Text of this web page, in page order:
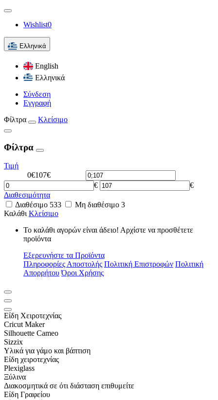
Wishlist0
Ελληνικά
English
Ελληνικά
Σύνδεση
Εγγραφή
Φίλτρα
Κλείσιμο
Φίλτρα
Τιμή
0€107€
€
€
Διαθεσιμότητα
Διαθέσιμο 533 Μη διαθέσιμο 3
Καλάθι Κλείσιμο
Το καλάθι αγορών είναι άδειο! Αρχίστε να προσθέτετε
προϊόντα
Εξερευνήστε τα Προϊόντα
Πληροφορίες Αποστολής Πολιτική Επιστροφών Πολιτική
Απορρήτου Όροι Χρήσης
Είδη Xειροτεχνίας
Cricut Maker
Silhouette Cameo
Sizzix
Υλικά για γάμο και βάπτιση
Είδη χειροτεχνίας
Plexiglass
Ξύλινα
Διακοσμητικά σε ότι διάσταση επιθυμείτε
Είδη Γραφείου